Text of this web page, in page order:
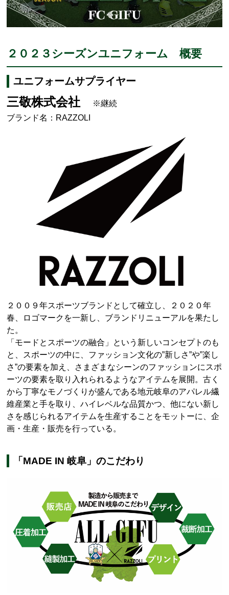
２０２３シーズンユニフォーム 概要
ユニフォームサプライヤー
三敬株式会社 ※継続
ブランド名：RAZZOLI
２００９年スポーツブランドとして確立し、２０２０年
春、ロゴマークを一新し、ブランドリニューアルを果たし
た。
「モードとスポーツの融合」という新しいコンセプトのも
と、スポーツの中に、ファッション文化の”新しさ”や”楽し
さ”の要素を加え、さまざまなシーンのファッションにスポ
ーツの要素を取り入れられるようなアイテムを展開。古く
から丁寧なモノづくりが盛んである地元岐阜のアパレル繊
維産業と手を取り、ハイレベルな品質かつ、他にない新し
さを感じられるアイテムを生産することをモットーに、企
画・生産・販売を行っている。
「MADE IN 岐阜」のこだわり